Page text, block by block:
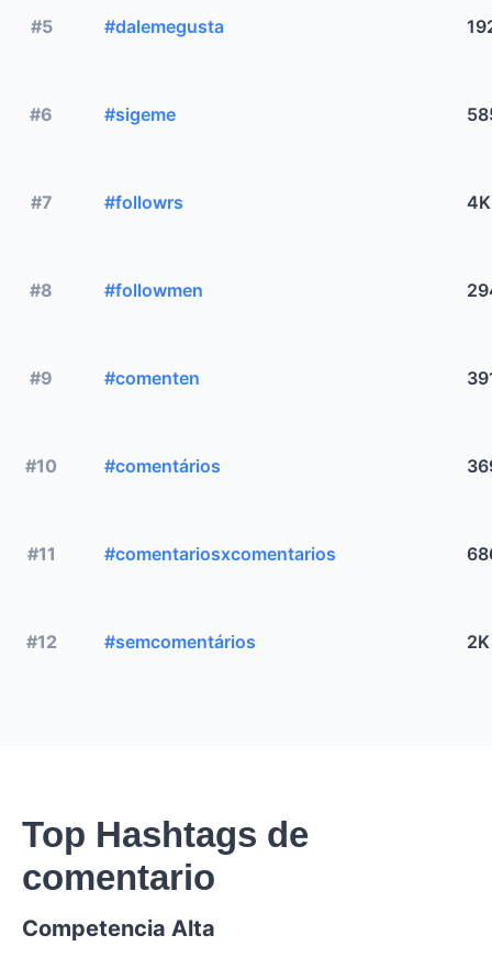
#5 #dalemegusta
#6 #sigeme
#7 #followrs 4K
#8 #followmen
#9 #comenten
#10 #comentários
#11 #comentariosxcomentarios
#12 #semcomentários 2K
Top Hashtags de
comentario
Competencia Alta